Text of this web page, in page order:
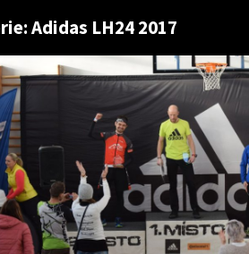
Adidas LH24 2017